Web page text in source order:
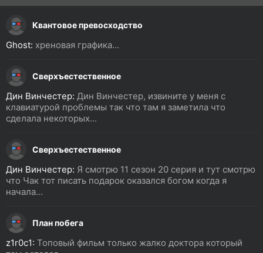
Квантовое превосходство
Ghost: хреновая графика...
Сверхъестественное
Дин Винчестер: Дин Винчестер, извините у меня с
клавиатурой проблемы так что там я заметила что
сделала некоторых...
Сверхъестественное
Дин Винчестер: Я смотрю 11 сезон 20 серия и тут смотрю
что Чак тот писать подарок оказался богом когда я
начала...
План побега
z1r0c1: Топовый фильм только жалко доктора который